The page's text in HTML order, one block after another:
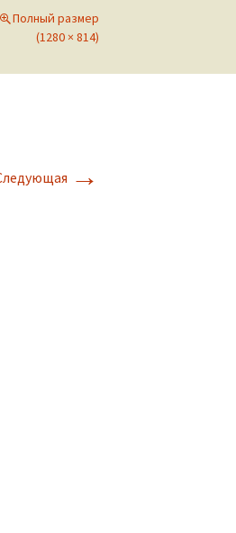
Полный размер
(1280 × 814)
→